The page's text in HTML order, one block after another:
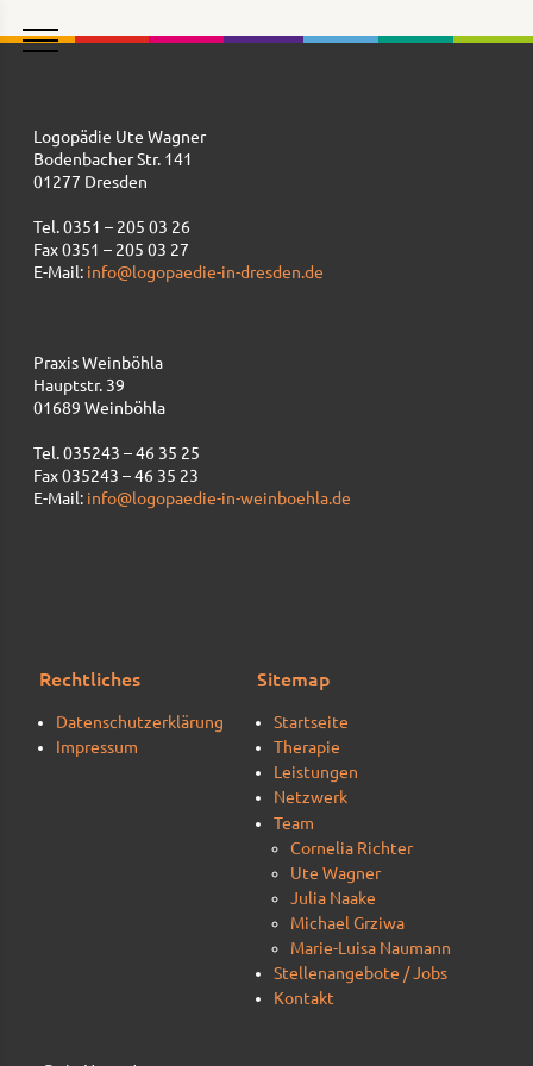
Logopädie Ute Wagner
Bodenbacher Str. 141
01277 Dresden
Tel. 0351 – 205 03 26
Fax 0351 – 205 03 27
E-Mail: info@logopaedie-in-dresden.de
Praxis Weinböhla
Hauptstr. 39
01689 Weinböhla
Tel. 035243 – 46 35 25
Fax 035243 – 46 35 23
E-Mail: info@logopaedie-in-weinboehla.de
Rechtliches
Datenschutzerklärung
Impressum
Sitemap
Startseite
Therapie
Leistungen
Netzwerk
Team
Cornelia Richter
Ute Wagner
Julia Naake
Michael Grziwa
Marie-Luisa Naumann
Stellenangebote / Jobs
Kontakt